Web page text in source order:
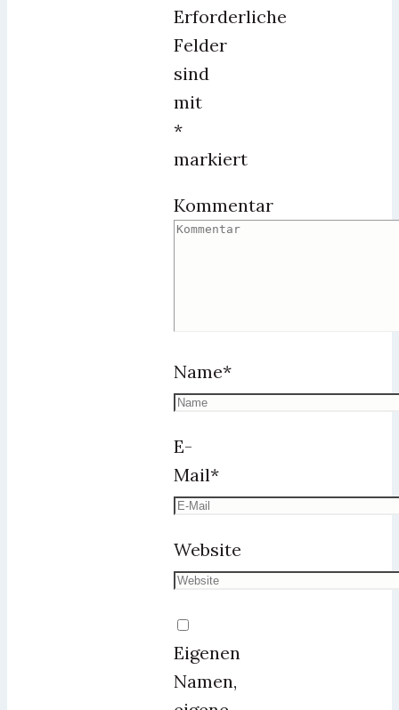
Erforderliche
Felder
sind
mit
*
markiert
Kommentar
Name*
E-
Mail*
Website
Eigenen
Namen,